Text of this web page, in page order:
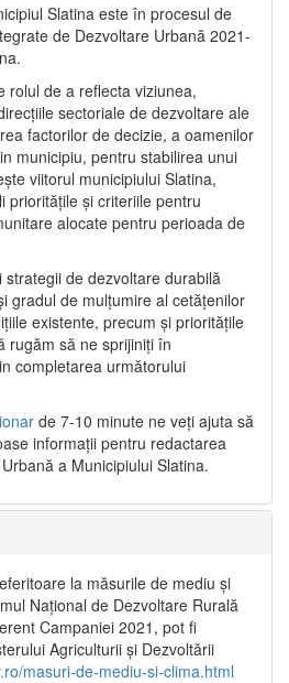
Slatina este în procesul de
de Dezvoltare Urbană 2021‐
rolul de a reflecta viziunea,
sectoriale de dezvoltare ale
factorilor de decizie, a oamenilor
municipiu, pentru stabilirea unui
viitorul municipiului Slatina,
prioritățile și criteriile pentru
alocate pentru perioada de
de dezvoltare durabilă
gradul de mulțumire al cetățenilor
existente, precum și prioritățile
rugăm să ne sprijiniți în
completarea următorului
de 7-10 minute ne veți ajuta să
informații pentru redactarea
a Municipiului Slatina.
la măsurile de mediu și
Național de Dezvoltare Rurală
Campaniei 2021, pot fi
Agriculturii și Dezvoltării
masuri-de-mediu-si-clima.html